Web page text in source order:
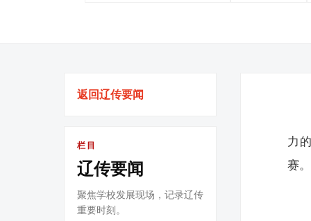
返回辽传要闻
栏目
辽传要闻
聚焦学校发展现场，记录辽传
重要时刻。
力
赛。